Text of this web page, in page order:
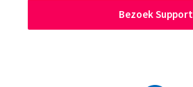
Bezoek Support